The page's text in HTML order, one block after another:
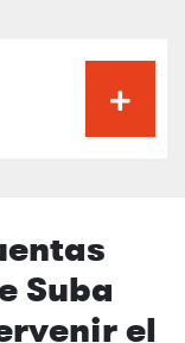
Suba
el